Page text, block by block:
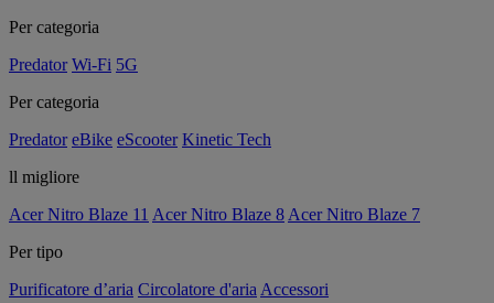
Per categoria
Predator Wi-Fi 5G
Per categoria
Predator eBike eScooter Kinetic Tech
ll migliore
Acer Nitro Blaze 11 Acer Nitro Blaze 8 Acer Nitro Blaze 7
Per tipo
Purificatore d’aria Circolatore d'aria Accessori